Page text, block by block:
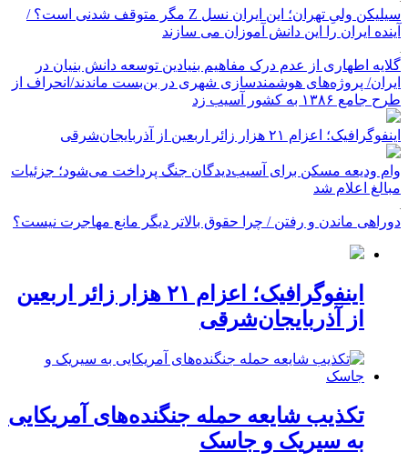
سیلیکن ولیِ تهران؛ این ایران نسل Z مگر متوقف شدنی است؟ /
آینده ایران را این دانش آموزان می سازند
گلایه اطهاری از عدم درک مفاهیم بنیادین توسعه دانش بنیان در
ایران/ پروژه‌های هوشمندسازی شهری در بن‌بست ماندند/انحراف از
طرح جامع ۱۳۸۶ به کشور آسیب زد
اینفوگرافیک؛ اعزام ۲۱ هزار زائر اربعین از آذربایجان‌شرقی
وام ودیعه مسکن برای آسیب‌دیدگان جنگ پرداخت می‌شود؛ جزئیات
مبالغ اعلام شد
دوراهی ماندن و رفتن / چرا حقوق بالاتر دیگر مانع مهاجرت نیست؟
اینفوگرافیک؛ اعزام ۲۱ هزار زائر اربعین
از آذربایجان‌شرقی
تکذیب شایعه حمله جنگنده‌های آمریکایی
به سیریک و جاسک